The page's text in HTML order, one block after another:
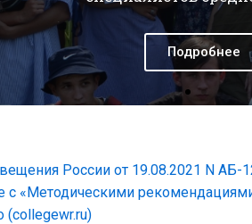
Подробнее
России от 19.08.2021 N АБ-
с «Методическими
(collegewr.ru)